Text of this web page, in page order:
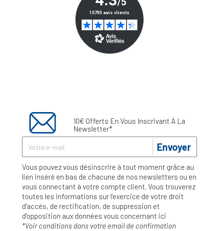
10€ Offerts En Vous Inscrivant À La
Newsletter*
Envoyer
Vous pouvez vous désinscrire à tout moment grâce au
lien inséré en bas de chacune de nos newsletters ou en
vous connectant à votre compte client. Vous trouverez
toutes les informations sur l’exercice de votre droit
d'accès, de rectification, de suppression et
d'opposition aux données vous concernant ici
*Voir conditions dans votre email de confirmation